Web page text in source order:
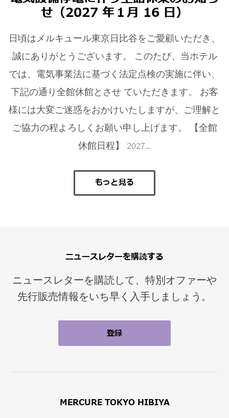
せ（2027 年１月 16 日）
日頃はメルキュール東京日比谷をご愛顧いただき、
誠にありがとうございます。 このたび、当ホテル
では、電気事業法に基づく法定点検の実施に伴い、
下記の通り全館休館とさせ ていただきます。 お客
様には大変ご迷惑をおかけいたしますが、ご理解と
ご協力の程よろしくお願い申し上げます。 【全館
休館日程】 2027…
もっと見る
ニュースレターを購読する
ニュースレターを購読して、特別オファーや
先行販売情報をいち早く入手しましょう。
MERCURE TOKYO HIBIYA